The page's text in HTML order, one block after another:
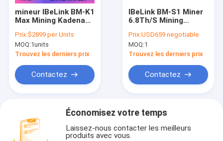
mineur IBeLink BM-K1
Max Mining Kadena
3200W IBeLink
Prix:$2899 per Units
MOQ:1units
Trouvez les derniers prix
Contactez
IBeLink BM-S1 Miner
6.8Th/S Mining
Sia Miner 2350w
Prix:USD659 negotiable
MOQ:1
Trouvez les derniers prix
Contactez
Économisez votre temps
Laissez-nous contacter les meilleurs
produits avec vous.